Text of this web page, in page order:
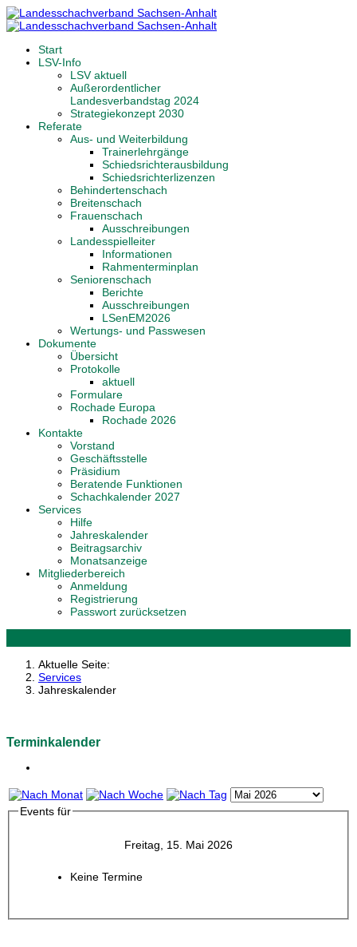
Start
LSV-Info
LSV aktuell
Außerordentlicher
Landesverbandstag 2024
Strategiekonzept 2030
Referate
Aus- und Weiterbildung
Trainerlehrgänge
Schiedsrichterausbildung
Schiedsrichterlizenzen
Behindertenschach
Breitenschach
Frauenschach
Ausschreibungen
Landesspielleiter
Informationen
Rahmenterminplan
Seniorenschach
Berichte
Ausschreibungen
LSenEM2026
Wertungs- und Passwesen
Dokumente
Übersicht
Protokolle
aktuell
Formulare
Rochade Europa
Rochade 2026
Kontakte
Vorstand
Geschäftsstelle
Präsidium
Beratende Funktionen
Schachkalender 2027
Services
Hilfe
Jahreskalender
Beitragsarchiv
Monatsanzeige
Mitgliederbereich
Anmeldung
Registrierung
Passwort zurücksetzen
Aktuelle Seite:
Services
Jahreskalender
Terminkalender
Events für
Freitag, 15. Mai 2026
Keine Termine